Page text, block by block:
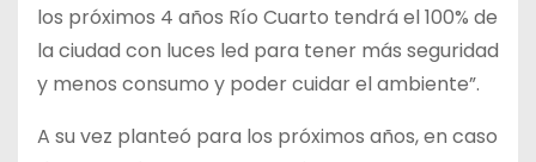
los próximos 4 años Río Cuarto tendrá el 100% de
la ciudad con luces led para tener más seguridad
y menos consumo y poder cuidar el ambiente”.
A su vez planteó para los próximos años, en caso